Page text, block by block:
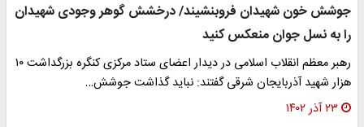
جوشش خون شهیدان فروبنشیند/ درخشش گوهر وجودی شهیدان
را به نسل جوان منعکس کنید
رهبر معظم انقلاب اسلامی در دیدار اعضای ستاد مرکزی کنگره بزرگداشت ۱۰
هزار شهید آذربایجان شرقی گفتند: نباید گذاشت جوشش…
۲۳ آذر ۱۴۰۲